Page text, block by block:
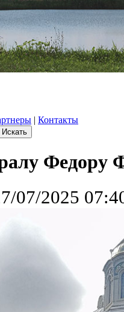
| Контакты
Федору
07/2025